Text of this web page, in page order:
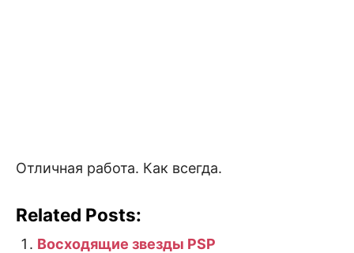
Отличная работа. Как всегда.
Related Posts:
Восходящие звезды PSP